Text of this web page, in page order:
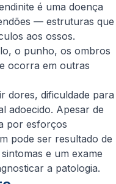
é uma doença
— estruturas que
aos ossos.
o punho, os ombros
ocorra em outras
dores, dificuldade para
adoecido. Apesar de
por esforços
pode ser resultado de
e um exame
a patologia.